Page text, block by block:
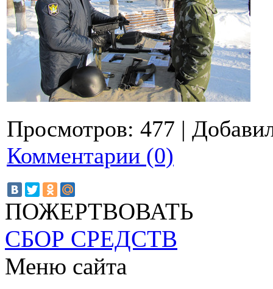
Просмотров: 477 |
Комментарии (0)
ПОЖЕРТВОВАТЬ
СБОР СРЕДСТВ
Меню сайта